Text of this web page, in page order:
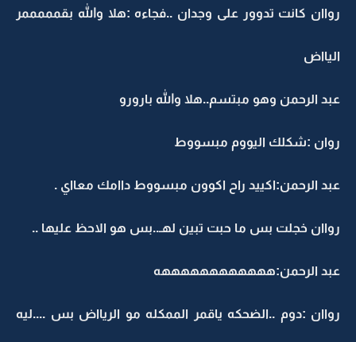
رواان كانت تدوور على وجدان ..فجاءه :هلا والله بقمممممر
اليااض
عبد الرحمن وهو مبتسم..هلا والله بارورو
روان :شكلك اليووم مبسووط
عبد الرحمن:اكييد راح اكوون مبسووط داامك معااي .
رواان خجلت بس ما حبت تبين لهـ..بس هو الاحظ عليها ..
عبد الرحمن:ههههههههههههه
رواان :دوم ..الضحكه ياقمر الممكله مو الريااض بس ....ليه